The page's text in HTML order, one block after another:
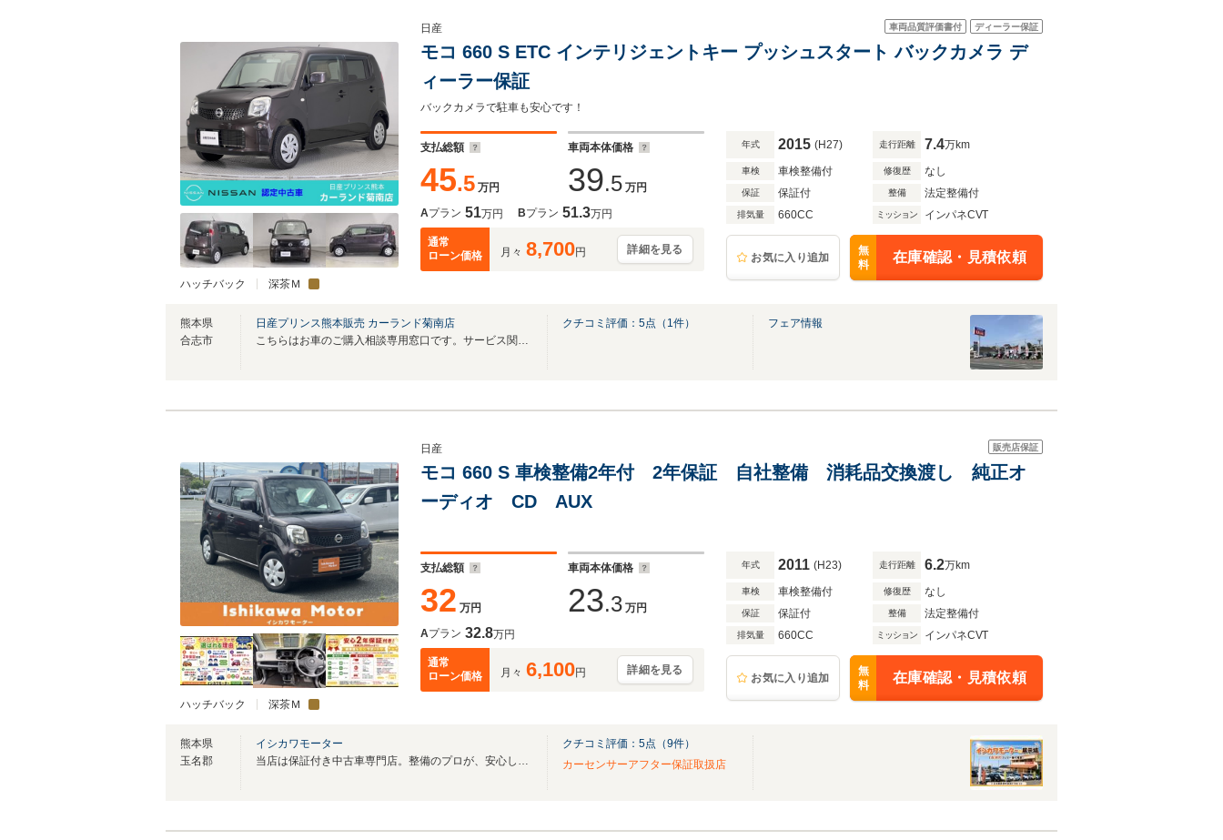
ハッチバック 深茶Ｍ
車両品質評価書付 ディーラー保証
日産
モコ 660 S ETC インテリジェントキー プッシュスタート バックカメラ デ
ィーラー保証
バックカメラで駐車も安心です！
支払総額
45.5 万円
車両本体価格
39.5 万円
Aプラン 51万円 Bプラン 51.3万円
通常
ローン価格
月々 8,700円 詳細を見る
年式 2015 (H27) 走行距離 7.4万km
車検 車検整備付 修復歴 なし
保証 保証付 整備 法定整備付
排気量 660CC ミッション インパネCVT
お気に入り追加
無
料
在庫確認・見積依頼
熊本県
合志市
日産プリンス熊本販売 カーランド菊南店
こちらはお車のご購入相談専用窓口です。サービス関連は当店代表番号へお願いします。
クチコミ評価： 5点（ 1件） フェア情報
ハッチバック 深茶Ｍ
販売店保証
日産
モコ 660 S 車検整備2年付 2年保証 自社整備 消耗品交換渡し 純正オ
ーディオ CD AUX
支払総額
32 万円
車両本体価格
23.3 万円
Aプラン 32.8万円
通常
ローン価格
月々 6,100円 詳細を見る
年式 2011 (H23) 走行距離 6.2万km
車検 車検整備付 修復歴 なし
保証 保証付 整備 法定整備付
排気量 660CC ミッション インパネCVT
お気に入り追加
無
料
在庫確認・見積依頼
熊本県
玉名郡
イシカワモーター
当店は保証付き中古車専門店。整備のプロが、安心して選べる中古車をご用意します！！
クチコミ評価： 5点（9件）
カーセンサーアフター保証取扱店